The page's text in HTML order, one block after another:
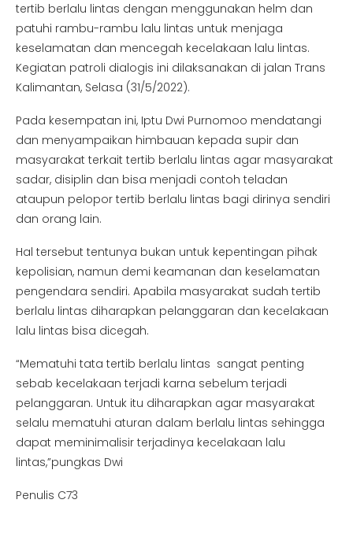
tertib berlalu lintas dengan menggunakan helm dan
patuhi rambu-rambu lalu lintas untuk menjaga
keselamatan dan mencegah kecelakaan lalu lintas.
Kegiatan patroli dialogis ini dilaksanakan di jalan Trans
Kalimantan, Selasa (31/5/2022).
Pada kesempatan ini, Iptu Dwi Purnomoo mendatangi
dan menyampaikan himbauan kepada supir dan
masyarakat terkait tertib berlalu lintas agar masyarakat
sadar, disiplin dan bisa menjadi contoh teladan
ataupun pelopor tertib berlalu lintas bagi dirinya sendiri
dan orang lain.
Hal tersebut tentunya bukan untuk kepentingan pihak
kepolisian, namun demi keamanan dan keselamatan
pengendara sendiri. Apabila masyarakat sudah tertib
berlalu lintas diharapkan pelanggaran dan kecelakaan
lalu lintas bisa dicegah.
“Mematuhi tata tertib berlalu lintas sangat penting
sebab kecelakaan terjadi karna sebelum terjadi
pelanggaran. Untuk itu diharapkan agar masyarakat
selalu mematuhi aturan dalam berlalu lintas sehingga
dapat meminimalisir terjadinya kecelakaan lalu
lintas,”pungkas Dwi
Penulis C73